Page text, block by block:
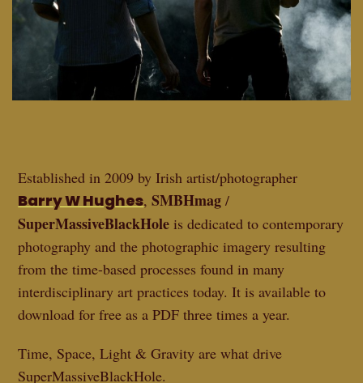
Established in 2009 by Irish artist/photographer
Barry W Hughes,SMBHmag /
SuperMassiveBlackHole is dedicated to contemporary
photography and the photographic imagery resulting
from the time-based processes found in many
interdisciplinary art practices today. It is available to
download for free as a PDF three times a year.
Time, Space, Light & Gravity are what drive
SuperMassiveBlackHole.